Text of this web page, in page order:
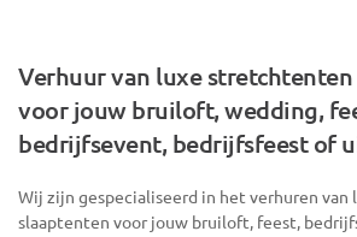
Verhuur van luxe
voor jouw bruiloft, wedding,
bedrijfsevent, bedrijfsfeest of
Wij zijn gespecialiseerd in het verhuren van
slaaptenten voor jouw bruiloft, feest,